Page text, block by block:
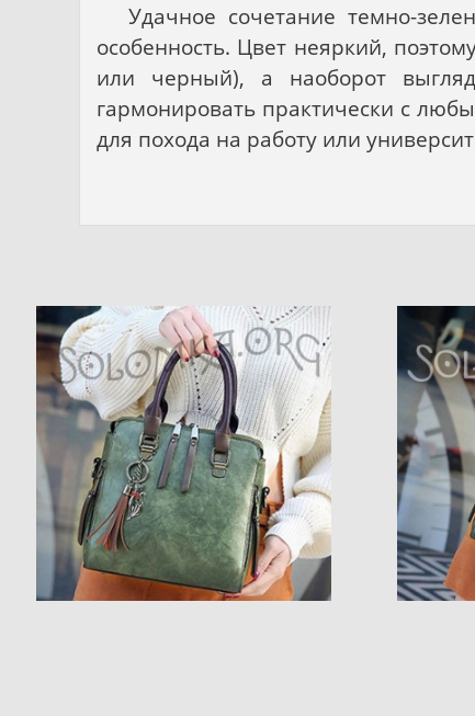
Удачное сочетание темно-
особенность. Цвет неяркий,
или черный), а наоборот
гармонировать практически с
для похода на работу или